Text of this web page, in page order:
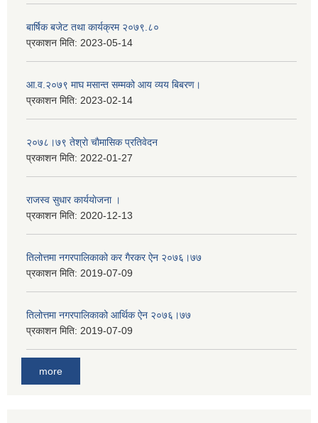
बार्षिक बजेट तथा कार्यक्रम २०७९.८०
प्रकाशन मिति: 2023-05-14
आ.व.२०७९ माघ मसान्त सम्मको आय व्यय बिबरण।
प्रकाशन मिति: 2023-02-14
२०७८।७९ तेश्राे चाैमासिक प्रतिवेदन
प्रकाशन मिति: 2022-01-27
राजस्व सुधार कार्ययाेजना ।
प्रकाशन मिति: 2020-12-13
तिलोत्तमा नगरपालिकाको कर गैरकर ऐन २०७६।७७
प्रकाशन मिति: 2019-07-09
तिलोत्तमा नगरपालिकाको आर्थिक ऐन २०७६।७७
प्रकाशन मिति: 2019-07-09
more